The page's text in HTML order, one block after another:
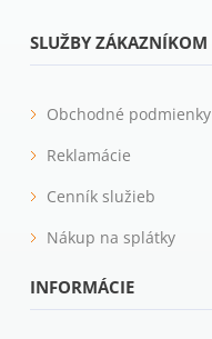
SLUŽBY ZÁKAZNÍKOM
Obchodné podmienky
Reklamácie
Cenník služieb
Nákup na splátky
INFORMÁCIE